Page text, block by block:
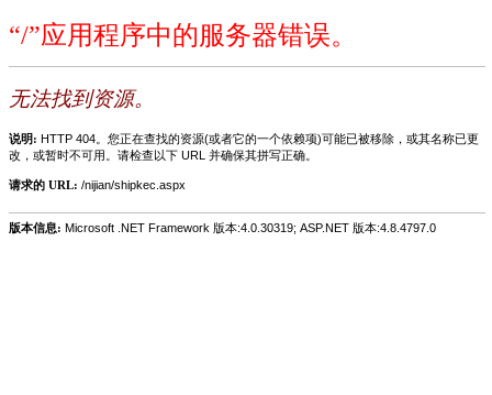
“/”应用程序中的服务器错误。
无法找到资源。
说明: HTTP 404。您正在查找的资源(或者它的一个依赖项)可能已被移除，或其名称已更
改，或暂时不可用。请检查以下 URL 并确保其拼写正确。
请求的 URL: /nijian/shipkec.aspx
版本信息: Microsoft .NET Framework 版本:4.0.30319; ASP.NET 版本:4.8.4797.0